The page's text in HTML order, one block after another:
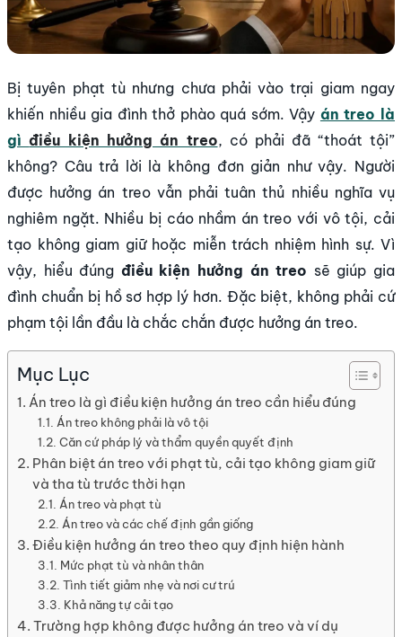
Bị tuyên phạt tù nhưng chưa phải vào trại giam ngay
khiến nhiều gia đình thở phào quá sớm. Vậy án treo là
gìđiều kiện hưởng án treo, có phải đã “thoát tội”
không? Câu trả lời là không đơn giản như vậy. Người
được hưởng án treo vẫn phải tuân thủ nhiều nghĩa vụ
nghiêm ngặt. Nhiều bị cáo nhầm án treo với vô tội, cải
tạo không giam giữ hoặc miễn trách nhiệm hình sự. Vì
vậy, hiểu đúng điều kiện hưởng án treo sẽ giúp gia
đình chuẩn bị hồ sơ hợp lý hơn. Đặc biệt, không phải cứ
phạm tội lần đầu là chắc chắn được hưởng án treo.
Mục Lục
Án treo là gì điều kiện hưởng án treo cần hiểu đúng
Án treo không phải là vô tội
Căn cứ pháp lý và thẩm quyền quyết định
Phân biệt án treo với phạt tù, cải tạo không giam giữ
và tha tù trước thời hạn
Án treo và phạt tù
Án treo và các chế định gần giống
Điều kiện hưởng án treo theo quy định hiện hành
Mức phạt tù và nhân thân
Tình tiết giảm nhẹ và nơi cư trú
Khả năng tự cải tạo
Trường hợp không được hưởng án treo và ví dụ